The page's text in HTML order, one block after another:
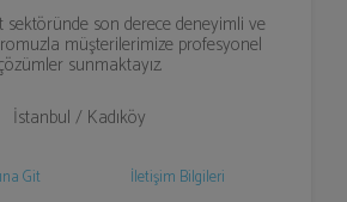
sektöründe son derece deneyimli ve
müşterilerimize profesyonel
sunmaktayız.
İstanbul / Kadıköy
Git İletişim Bilgileri